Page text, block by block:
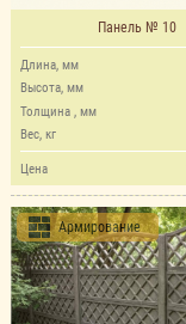
Панель № 10
Длина, мм
Высота, мм
Толщина , мм
Вес, кг
Цена
Армирование